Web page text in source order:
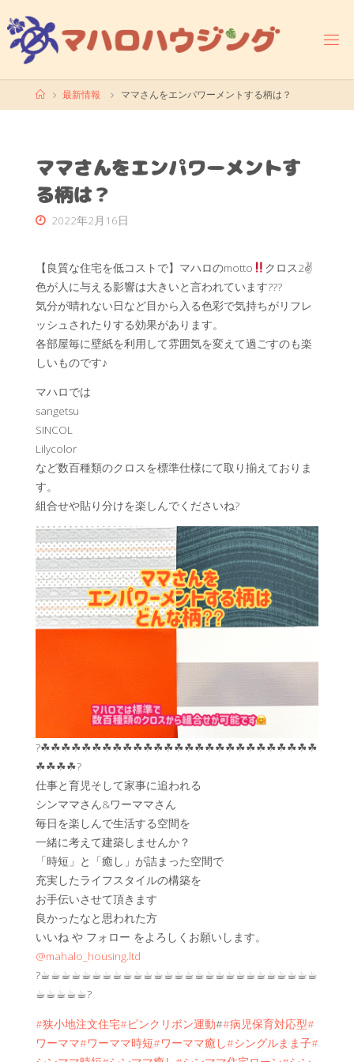
ン
テ
ホ
ー
最新情報 ママさんをエンパワーメントする柄は？
ママさんをエンパワーメントす
る柄は？
2022年2月16日
【良質な住宅を低コストで】マハロのmotto
クロス2✌
色が人に与える影響は大きいと言われています??‍?
気分が晴れない日など目から入る色彩で気持ちがリフレ
ッシュされたりする効果があります。
各部屋毎に壁紙を利用して雰囲気を変えて過ごすのも楽
しいものです♪
マハロでは
sangetsu
SINCOL
Lilycolor
など数百種類のクロスを標準仕様にて取り揃えておりま
す。
組合せや貼り分けを楽しんでくださいね?
?☘︎☘︎☘︎☘︎☘︎☘︎☘︎☘︎☘︎☘︎☘︎☘︎☘︎☘︎☘︎☘︎☘︎☘︎☘︎☘︎☘︎☘︎☘︎☘︎☘︎☘︎☘︎
☘︎☘︎☘︎☘︎?
仕事と育児そして家事に追われる
シンママさん&ワーママさん
毎日を楽しんで生活する空間を
一緒に考えて建築しませんか？
「時短」と「癒し」が詰まった空間で
充実したライフスタイルの構築を
お手伝いさせて頂きます
良かったなと思われた方
いいね や フォロー をよろしくお願いします。
@mahalo_housing.ltd
?☕︎☕︎☕︎☕︎☕︎☕︎☕︎☕︎☕︎☕︎☕︎☕︎☕︎☕︎☕︎☕︎☕︎☕︎☕︎☕︎☕︎☕︎☕︎☕︎☕︎☕︎☕︎
☕︎☕︎☕︎☕︎☕︎?
#狭小地注文住宅#ピンクリボン運動##病児保育対応型#
ワーママ#ワーママ時短#ワーママ癒し#シングルまま子#